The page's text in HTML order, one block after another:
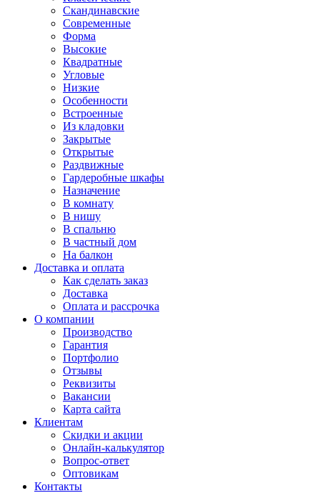
Скандинавские
Современные
Форма
Высокие
Квадратные
Угловые
Низкие
Особенности
Встроенные
Из кладовки
Закрытые
Открытые
Раздвижные
Гардеробные шкафы
Назначение
В комнату
В нишу
В спальню
В частный дом
На балкон
Доставка и оплата
Как сделать заказ
Доставка
Оплата и рассрочка
О компании
Производство
Гарантия
Портфолио
Отзывы
Реквизиты
Вакансии
Карта сайта
Клиентам
Скидки и акции
Онлайн-калькулятор
Вопрос-ответ
Оптовикам
Контакты